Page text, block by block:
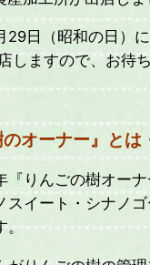
29日（昭和の日）
しますので、お待
のオーナー』とは
『りんごの樹オー
スイート・シナノ